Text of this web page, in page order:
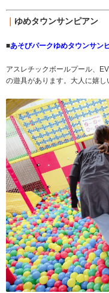
ゆめタウンサンピアン
■あそびパークゆめタウンサン
アスレチックボールプール、
の遊具があります。大人に嬉し